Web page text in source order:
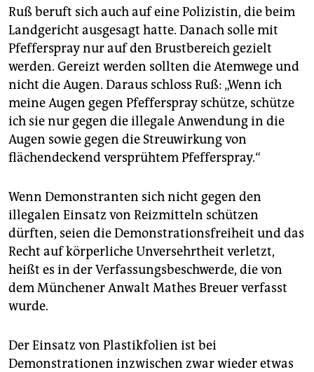
Ruß beruft sich auch auf eine Polizistin, die beim
Landgericht ausgesagt hatte. Danach solle mit
Pfefferspray nur auf den Brustbereich gezielt
werden. Gereizt werden sollten die Atemwege und
nicht die Augen. Daraus schloss Ruß: „Wenn ich
meine Augen gegen Pfefferspray schütze, schütze
ich sie nur gegen die illegale Anwendung in die
Augen sowie gegen die Streuwirkung von
flächendeckend versprühtem Pfefferspray.“
Wenn Demonstranten sich nicht gegen den
illegalen Einsatz von Reizmitteln schützen
dürften, seien die Demonstrationsfreiheit und das
Recht auf körperliche Unversehrtheit verletzt,
heißt es in der Verfassungsbeschwerde, die von
dem Münchener Anwalt Mathes Breuer verfasst
wurde.
Der Einsatz von Plastikfolien ist bei
Demonstrationen inzwischen zwar wieder etwas